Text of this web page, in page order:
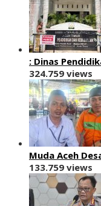
: ‎Dinas
324.759 views
Muda Aceh
133.759 views